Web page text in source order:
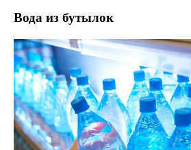
Вода из бутылок